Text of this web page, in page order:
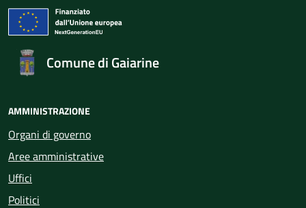
Comune di Gaiarine
AMMINISTRAZIONE
Organi di governo
Aree amministrative
Uffici
Politici